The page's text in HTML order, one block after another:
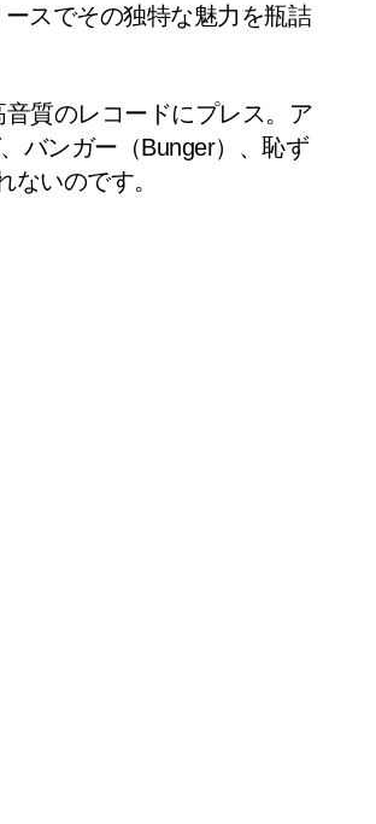
スでその独特な魅力を瓶詰
質のレコードにプレス。ア
バンガー（Bunger）、恥ず
いのです。